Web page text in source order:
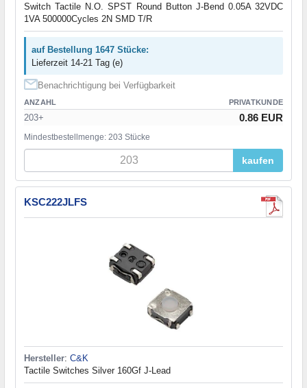
Switch Tactile N.O. SPST Round Button J-Bend 0.05A 32VDC
1VA 500000Cycles 2N SMD T/R
auf Bestellung 1647 Stücke:
Lieferzeit 14-21 Tag (e)
Benachrichtigung bei Verfügbarkeit
ANZAHL PRIVATKUNDE
203+ 0.86 EUR
Mindestbestellmenge: 203 Stücke
kaufen
KSC222JLFS
Hersteller: C&K
Tactile Switches Silver 160Gf J-Lead